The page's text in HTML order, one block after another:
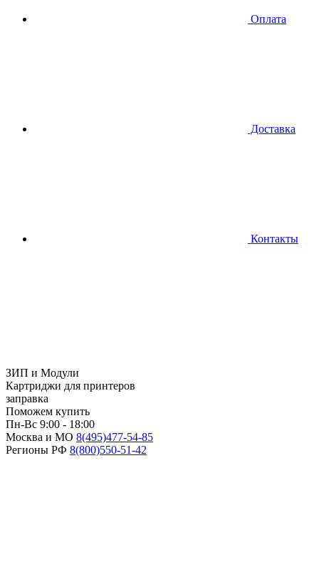
Оплата
Доставка
Контакты
ЗИП и Модули
Картриджи для принтеров
заправка
Поможем купить
Пн-Вс 9:00 - 18:00
Москва и МО 8(495)477-54-85
Регионы РФ 8(800)550-51-42